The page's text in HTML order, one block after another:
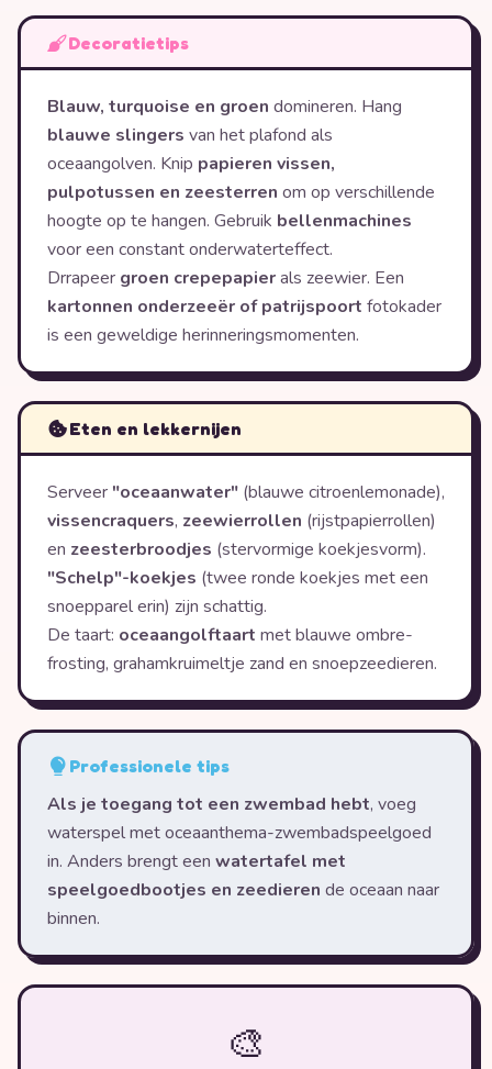
Decoratietips
Blauw, turquoise en groen domineren. Hang
blauwe slingers van het plafond als
oceaangolven. Knip papieren vissen,
pulpotussen en zeesterren om op verschillende
hoogte op te hangen. Gebruik bellenmachines
voor een constant onderwaterteffect.
Drrapeer groen crepepapierals zeewier. Een
kartonnen onderzeeër of patrijspoort fotokader
is een geweldige herinneringsmomenten.
Eten en lekkernijen
Serveer "oceaanwater" (blauwe citroenlemonade),
vissencraquers, zeewierrollen (rijstpapierrollen)
en zeesterbroodjes (stervormige koekjesvorm).
"Schelp"-koekjes (twee ronde koekjes met een
snoepparel erin) zijn schattig.
De taart: oceaangolftaart met blauwe ombre-
frosting, grahamkruimeltje zand en snoepzeedieren.
Professionele tips
Als je toegang tot een zwembad hebt, voeg
waterspel met oceaanthema-zwembadspeelgoed
in. Anders brengt een watertafel met
speelgoedbootjes en zeedieren de oceaan naar
binnen.
🎨